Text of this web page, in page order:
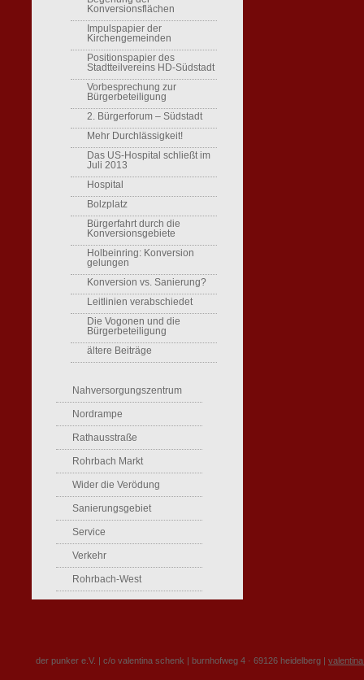
Konversionsflächen
Impulspapier der
Kirchengemeinden
Positionspapier des
Stadtteilvereins HD-Südstadt
Vorbesprechung zur
Bürgerbeteiligung
2. Bürgerforum – Südstadt
Mehr Durchlässigkeit!
Das US-Hospital schließt im
Juli 2013
Hospital
Bolzplatz
Bürgerfahrt durch die
Konversionsgebiete
Holbeinring: Konversion
gelungen
Konversion vs. Sanierung?
Leitlinien verabschiedet
Die Vogonen und die
Bürgerbeteiligung
ältere Beiträge
Nahversorgungszentrum
Nordrampe
Rathausstraße
Rohrbach Markt
Wider die Verödung
Sanierungsgebiet
Service
Verkehr
Rohrbach-West
der punker e.V. | c/o valentina schenk | burnhofweg 4 · 69126 heidelberg |